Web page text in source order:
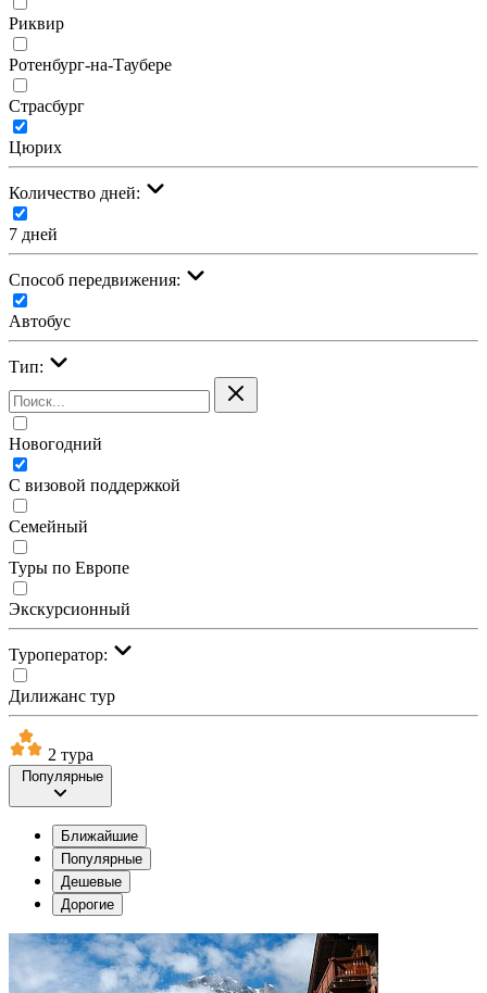
Риквир
Ротенбург-на-Таубере
Страсбург
Цюрих
Количество дней:
7 дней
Cпособ передвижения:
Автобус
Тип:
Новогодний
С визовой поддержкой
Семейный
Туры по Европе
Экскурсионный
Туроператор:
Дилижанс тур
2 тура
Популярные
Ближайшие
Популярные
Дешевые
Дорогие